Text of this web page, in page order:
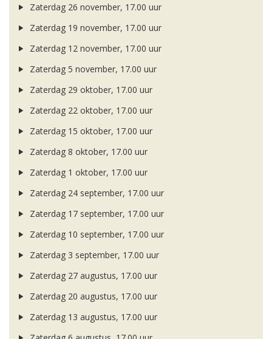
Zaterdag 26 november, 17.00 uur
Zaterdag 19 november, 17.00 uur
Zaterdag 12 november, 17.00 uur
Zaterdag 5 november, 17.00 uur
Zaterdag 29 oktober, 17.00 uur
Zaterdag 22 oktober, 17.00 uur
Zaterdag 15 oktober, 17.00 uur
Zaterdag 8 oktober, 17.00 uur
Zaterdag 1 oktober, 17.00 uur
Zaterdag 24 september, 17.00 uur
Zaterdag 17 september, 17.00 uur
Zaterdag 10 september, 17.00 uur
Zaterdag 3 september, 17.00 uur
Zaterdag 27 augustus, 17.00 uur
Zaterdag 20 augustus, 17.00 uur
Zaterdag 13 augustus, 17.00 uur